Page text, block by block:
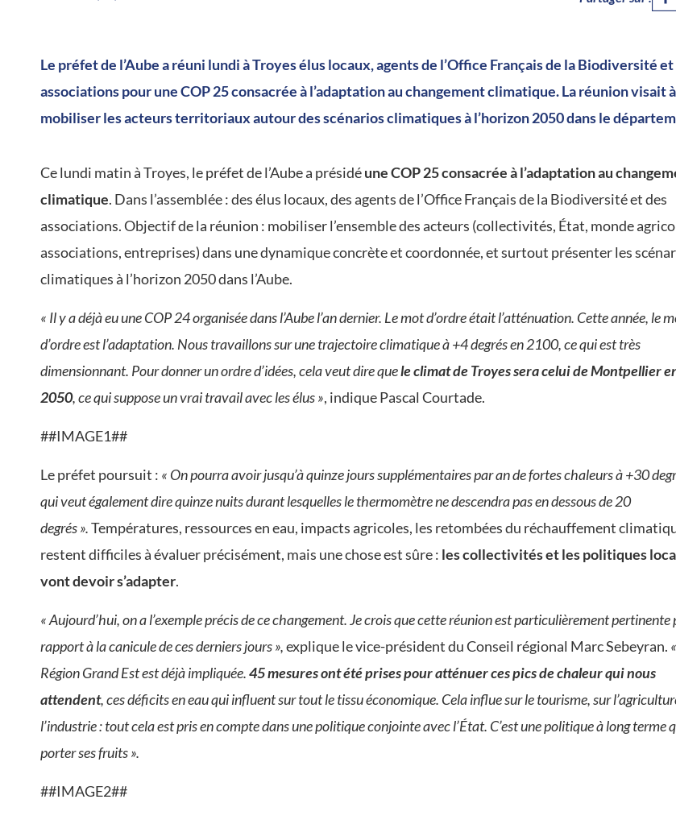
Le préfet de l’Aube a réuni lundi à Troyes élus locaux, agents de l’Office Français de la Biodiversité et
associations pour une COP 25 consacrée à l’adaptation au changement climatique. La réunion visait à
mobiliser les acteurs territoriaux autour des scénarios climatiques à l’horizon 2050 dans le
Ce lundi matin à Troyes, le préfet de l’Aube a présidéune COP 25 consacrée à l’adaptation au
climatique. Dans l’assemblée : des élus locaux, des agents de l’Office Français de la Biodiversité et des
associations. Objectif de la réunion : mobiliser l’ensemble des acteurs (collectivités, État, monde
associations, entreprises) dans une dynamique concrète et coordonnée, et surtout présenter les
climatiques à l’horizon 2050 dans l’Aube.
« Il y a déjà eu une COP 24 organisée dans l’Aube l’an dernier. Le mot d’ordre était l’atténuation. Cette année, le
d’ordre est l’adaptation. Nous travaillons sur une trajectoire climatique à +4 degrés en 2100, ce qui est très
dimensionnant. Pour donner un ordre d’idées, cela veut dire quele climat de Troyes sera celui de Montpellier
2050, ce qui suppose un vrai travail avec les élus », indique Pascal Courtade.
##IMAGE1##
Le préfet poursuit : « On pourra avoir jusqu’à quinze jours supplémentaires par an de fortes chaleurs à +30
qui veut également dire quinze nuits durant lesquelles le thermomètre ne descendra pas en dessous de 20
degrés ».Températures, ressources en eau, impacts agricoles, les retombées du réchauffement
restent difficiles à évaluer précisément, mais une chose est sûre : les collectivités et les politiques
vont devoir s’adapter.
« Aujourd’hui, on a l’exemple précis de ce changement. Je crois que cette réunion est particulièrement pertinente
rapport à la canicule de ces derniers jours »,explique le vice-président du Conseil régional Marc Sebeyran.
Région Grand Est est déjà impliquée.45 mesures ont été prises pour atténuer ces pics de chaleur qui nous
attendent, ces déficits en eau qui influent sur tout le tissu économique. Cela influe sur le tourisme, sur
l’industrie : tout cela est pris en compte dans une politique conjointe avec l’État. C’est une politique à long terme
porter ses fruits ».
##IMAGE2##